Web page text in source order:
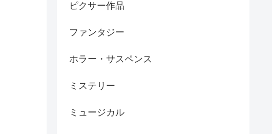
ピクサー作品
ファンタジー
ホラー・サスペンス
ミステリー
ミュージカル